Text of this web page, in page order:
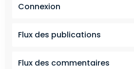
Connexion
Flux des publications
Flux des commentaires